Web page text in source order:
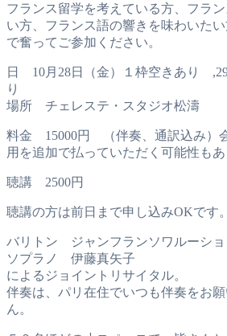
フランス留学を考えている方、フラ
い方、フランス語の響きを味わいた
で奮ってご参加ください。
日 10月28日（金）１枠空きあり
り
場所 チェレステ・スタジオ松濤
料金 15000円 （伴奏、通訳込み）
用を追加で払っていただく可能性も
聴講 2500円
聴講の方は前日まで申し込みOKです。
バリトン ジャンフランソワルーショ
ソプラノ 伊藤真矢子
によるジョイントリサイタル。
伴奏は、パリ在住でいつも伴奏をお
ん。